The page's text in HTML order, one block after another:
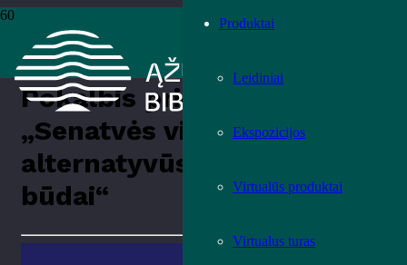
Produktai
Leidiniai
Ekspozicijos
Virtualūs produktai
Virtualus turas
Pokalbis prie televizoriaus: „Senatvės
vizijos – alternatyvūs gyvenimo būdai“
Pokalbis prie televizoriaus:
„Senatvės vizijos –
alternatyvūs gyvenimo
būdai“